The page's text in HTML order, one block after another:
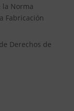
Norma
Fabricación
Derechos de